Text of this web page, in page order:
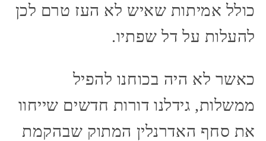
כולל אמיתות שאיש לא העז טרם לכן
להעלות על דל שפתיו.
כאשר לא היה בכוחנו להפיל
ממשלות, גידלנו דורות חדשים שייחוו
את סחף האדרנלין המתוק שבהקמת